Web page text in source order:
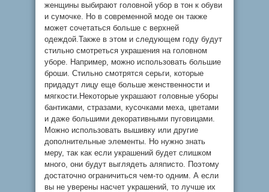
женщины выбирают головной убор в тон к обуви
и сумочке. Но в современной моде он также
может сочетаться больше с верхней
одеждой.Также в этом и следующем году будут
стильно смотреться украшения на головном
уборе. Например, можно использовать большие
броши. Стильно смотрятся серьги, которые
придадут лицу еще больше женственности и
мягкости.Некоторые украшают головные уборы
бантиками, стразами, кусочками меха, цветами
и даже большими декоративными пуговицами.
Можно использовать вышивку или другие
дополнительные элементы. Но нужно знать
меру, так как если украшений будет слишком
много, они будут выглядеть аляписто. Поэтому
достаточно ограничиться чем-то одним. А если
вы не уверены насчет украшений, то лучше их